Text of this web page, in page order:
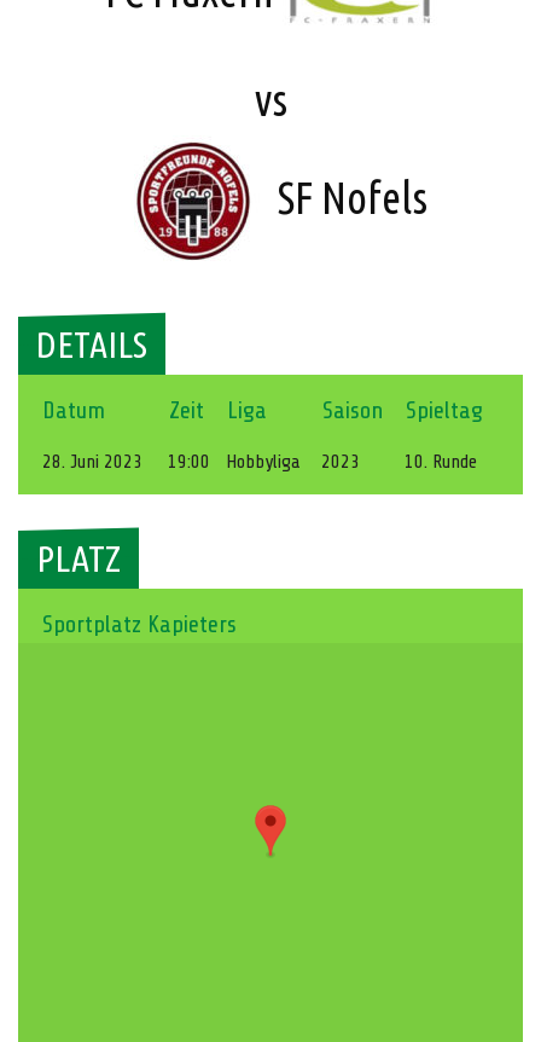
vs
SF Nofels
DETAILS
Datum Zeit Liga Saison Spieltag
28. Juni 2023 19:00 Hobbyliga 2023 10. Runde
PLATZ
Sportplatz Kapieters